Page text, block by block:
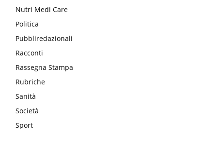
Nutri Medi Care
Politica
Pubbliredazionali
Racconti
Rassegna Stampa
Rubriche
Sanità
Società
Sport